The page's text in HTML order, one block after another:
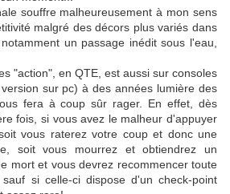
souffre malheureusement à mon sens
malgré des décors plus variés dans
un passage inédit sous l'eau,
"action", en QTE, est aussi sur consoles
sur pc) à des années lumière des
fera à coup sûr rager. En effet, dès
fois, si vous avez le malheur d'appuyer
vous raterez votre coup et donc une
soit vous mourrez et obtiendrez un
mort et vous devrez recommencer toute
si celle-ci dispose d'un check-point